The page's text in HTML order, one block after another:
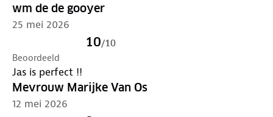
wm de de gooyer
25 mei 2026
10/10
Beoordeeld
Jas is perfect !!
Mevrouw Marijke Van Os
12 mei 2026